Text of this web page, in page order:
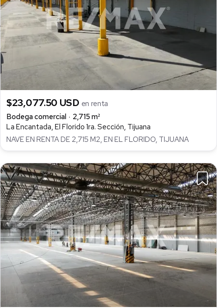
$23,077.50 USD en renta
Bodega comercial
2,715 m²
La Encantada, El Florido 1ra. Sección, Tijuana
NAVE EN RENTA DE 2,715 M2, EN EL FLORIDO, TIJUANA